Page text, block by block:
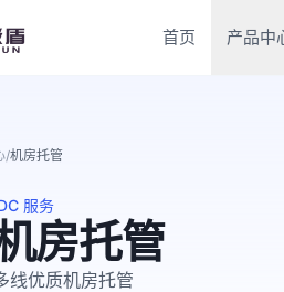
首页 产品中
/机房托管
服务
房托管
线优质机房托管